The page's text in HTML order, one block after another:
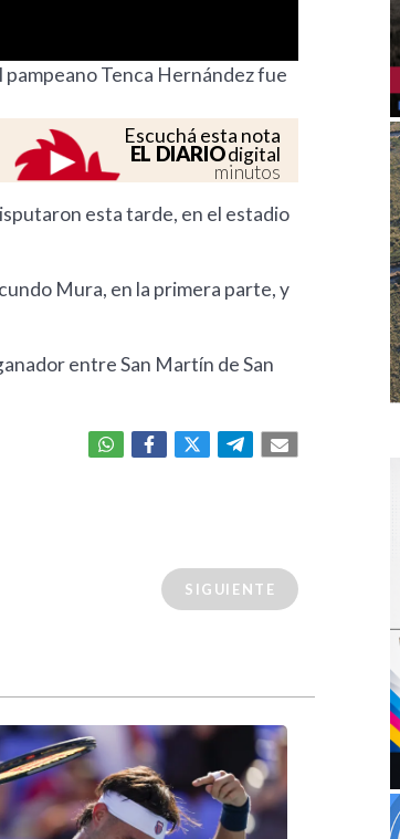
pampeano Tenca Hernández fue
Escuchá esta nota
EL DIARIOdigital
minutos
esta tarde, en el estadio
Mura, en la primera parte, y
entre San Martín de San
SIGUIENTE